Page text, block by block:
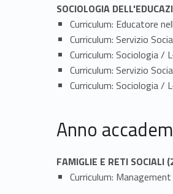
SOCIOLOGIA
Curriculum: Educatore
Curriculum: Servizio
Curriculum: Sociologia /
Curriculum: Servizio
Curriculum: Sociologia /
Anno
FAMIGLIE E RETI SOCIALI
Curriculum: